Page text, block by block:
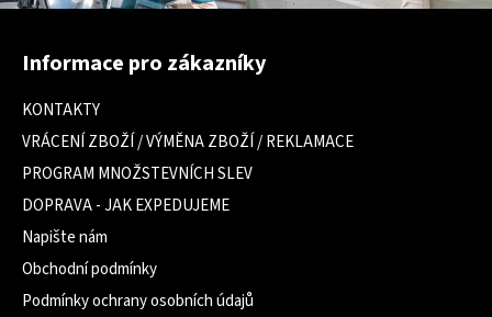
Z
Informace pro zákazníky
KONTAKTY
VRÁCENÍ ZBOŽÍ / VÝMĚNA ZBOŽÍ / REKLAMACE
PROGRAM MNOŽSTEVNÍCH SLEV
DOPRAVA - JAK EXPEDUJEME
Napište nám
Obchodní podmínky
Podmínky ochrany osobních údajů